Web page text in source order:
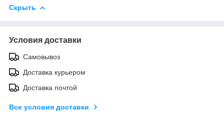
Скрыть
Условия доставки
Самовывоз
Доставка курьером
Доставка почтой
Все условия доставки